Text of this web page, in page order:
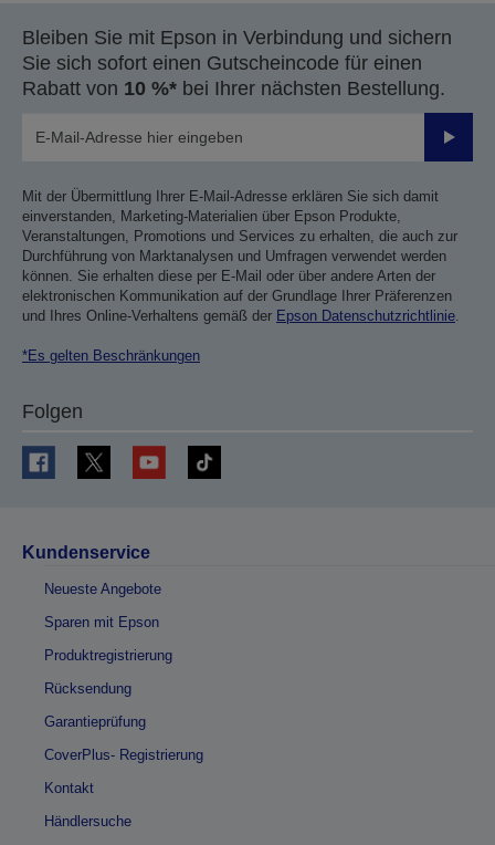
Bleiben Sie mit Epson in Verbindung und sichern
Sie sich sofort einen Gutscheincode für einen
Rabatt von 10 %* bei Ihrer nächsten Bestellung.
Mit der Übermittlung Ihrer E-Mail-Adresse erklären Sie sich damit
einverstanden, Marketing-Materialien über Epson Produkte,
Veranstaltungen, Promotions und Services zu erhalten, die auch zur
Durchführung von Marktanalysen und Umfragen verwendet werden
können. Sie erhalten diese per E-Mail oder über andere Arten der
elektronischen Kommunikation auf der Grundlage Ihrer Präferenzen
und Ihres Online-Verhaltens gemäß der Epson Datenschutzrichtlinie.
*Es gelten Beschränkungen
Folgen
Kundenservice
Neueste Angebote
Sparen mit Epson
Produktregistrierung
Rücksendung
Garantieprüfung
CoverPlus- Registrierung
Kontakt
Händlersuche